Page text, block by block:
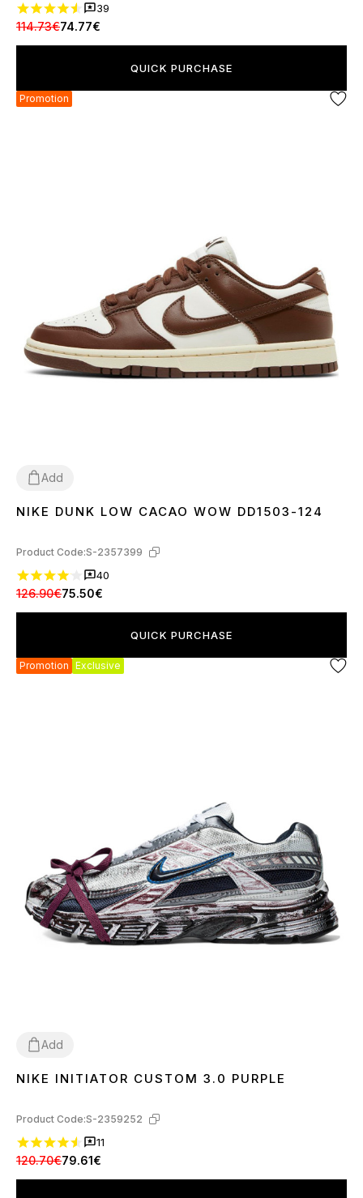
39
114.73€74.77€
QUICK PURCHASE
Promotion
Add
3637 383940 4142 43 4445
NIKE DUNK LOW CACAO WOW DD1503-124
Product Code:S-2357399
40
126.90€75.50€
QUICK PURCHASE
Promotion Exclusive
Add
3637 38 39 4041 42434445
NIKE INITIATOR CUSTOM 3.0 PURPLE
Product Code:S-2359252
11
120.70€79.61€